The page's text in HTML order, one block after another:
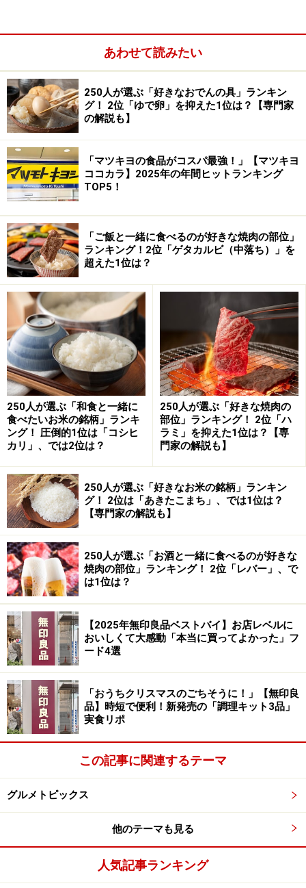
レシピはカブの皮をむいて、ポトフの鍋に入れるだけと
いうシンプルなもの。投稿ではカブとソーセージが入っ
た、ポトフが公開されている。煮崩れしやすいカブをま
るごと使った料理ではあるが、JA全農広報部いわく「ほ
ろっほろで心までほどけますのでご注意を」とのこと。
また「見た目も何だか愛しくて…」「年末を前に少し早
歩き気味な日々に。こういうちょっとの癒しが染みるっ
たらありゃしません」とコメント。何かとせわしない師
走に、一息つける料理だと語った。
「とろとろで美味しい」SNSユーザーから
は称賛の声
この料理にSNSユーザーからは「絶対美味しいよなぁ、
こんなの」「コンソメの使い道見つけた」とコメントが
寄せられた。また実際に調理をしたユーザーからも「コ
でおいしかったです」などの声も散見された。
煮込むだけなのに至福の味を体験できる絶品レシピ。あ
なたも一度、試してみてはいかがだろうか。
＜参考＞
JA全農広報部 公式X
※コメントは原文ママ
＞【実際の投稿】ほろっほろで心までほどける「まるご
とカブポトフ」を見る
※記事内容は執筆時点のものです。最新の内容をご確認くださ
い。
※メニューや料金などのデータは、取材時または記事公開時点で
の内容です。
1/2 次のページへ
あわせて読みたい
250人が選ぶ「好きなおでんの具」ランキン
グ！ 2位「ゆで卵」を抑えた1位は？【専門家
の解説も】
「マツキヨの食品がコスパ最強！」【マツキヨ
ココカラ】2025年の年間ヒットランキング
TOP5！
「ご飯と一緒に食べるのが好きな焼肉の部位」
ランキング！2位「ゲタカルビ（中落ち）」を
超えた1位は？
250人が選ぶ「和食と一緒に
食べたいお米の銘柄」ランキ
ング！ 圧倒的1位は「コシヒ
カリ」、では2位は？
250人が選ぶ「好きな焼肉の
部位」ランキング！ 2位「ハ
ラミ」を抑えた1位は？【専
門家の解説も】
250人が選ぶ「好きなお米の銘柄」ランキン
グ！ 2位は「あきたこまち」、では1位は？
【専門家の解説も】
250人が選ぶ「お酒と一緒に食べるのが好きな
焼肉の部位」ランキング！ 2位「レバー」、で
は1位は？
【2025年無印良品ベストバイ】お店レベルに
おいしくて大感動「本当に買ってよかった」フ
ード4選
「おうちクリスマスのごちそうに！」【無印良
品】時短で便利！新発売の「調理キット3品」
実食リポ
この記事に関連するテーマ
グルメトピックス
他のテーマも見る
人気記事ランキング